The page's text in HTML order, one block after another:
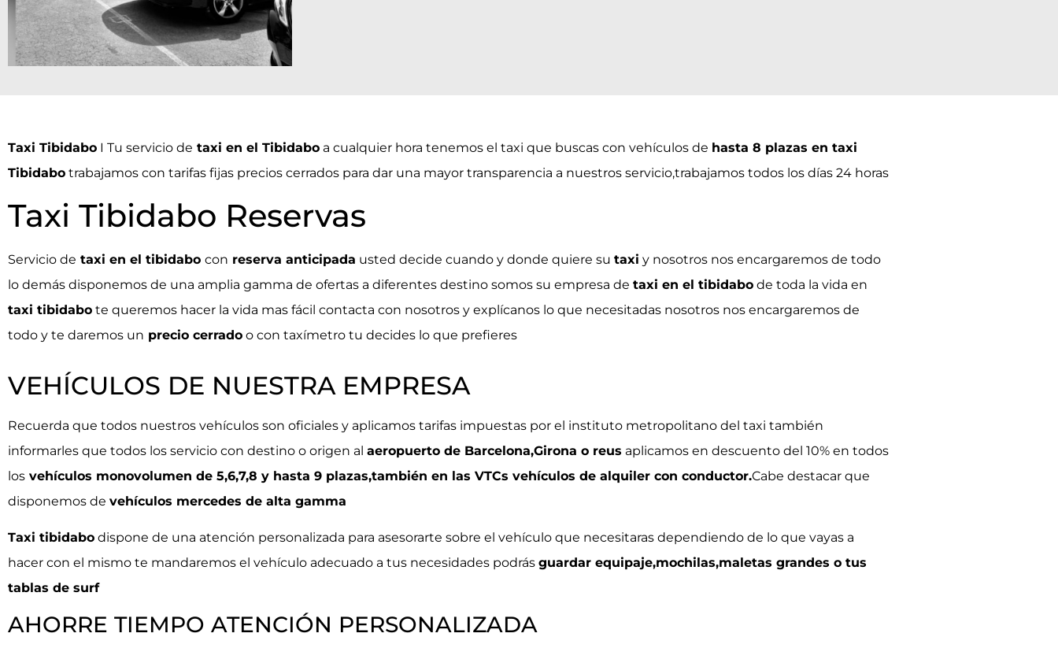
Taxi Tibidabo I Tu servicio de taxi en el Tibidabo a cualquier hora tenemos el taxi que buscas con vehículos de hasta 8 plazas en taxi
Tibidabo trabajamos con tarifas fijas precios cerrados para dar una mayor transparencia a nuestros servicio,trabajamos todos los días 24 horas
Taxi Tibidabo Reservas
Servicio de taxi en el tibidabo con reserva anticipada usted decide cuando y donde quiere su taxi y nosotros nos encargaremos de todo
lo demás disponemos de una amplia gamma de ofertas a diferentes destino somos su empresa de taxi en el tibidabo de toda la vida en
taxi tibidabo te queremos hacer la vida mas fácil contacta con nosotros y explícanos lo que necesitadas nosotros nos encargaremos de
todo y te daremos un precio cerrado o con taxímetro tu decides lo que prefieres
VEHÍCULOS DE NUESTRA EMPRESA
Recuerda que todos nuestros vehículos son oficiales y aplicamos tarifas impuestas por el instituto metropolitano del taxi también
informarles que todos los servicio con destino o origen al aeropuerto de Barcelona,Girona o reus aplicamos en descuento del 10% en todos
los vehículos monovolumen de 5,6,7,8 y hasta 9 plazas,también en las VTCs vehículos de alquiler con conductor.Cabe destacar que
disponemos de vehículos mercedes de alta gamma
Taxi tibidabo dispone de una atención personalizada para asesorarte sobre el vehículo que necesitaras dependiendo de lo que vayas a
hacer con el mismo te mandaremos el vehículo adecuado a tus necesidades podrás guardar equipaje,mochilas,maletas grandes o tus
tablas de surf
AHORRE TIEMPO ATENCIÓN PERSONALIZADA